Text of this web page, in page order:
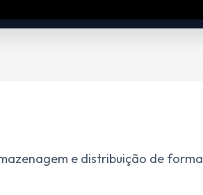
e distribuição de forma